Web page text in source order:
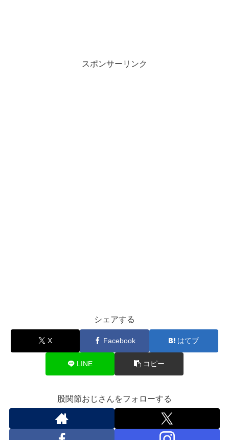
スポンサーリンク
シェアする
X Facebook はてブ
LINE コピー
股関節おじさんをフォローする